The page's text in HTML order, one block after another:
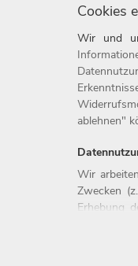
Alle
Cookies
Wir und
ablehnen"
Wir
Zwecken
Erhebung
Bei den